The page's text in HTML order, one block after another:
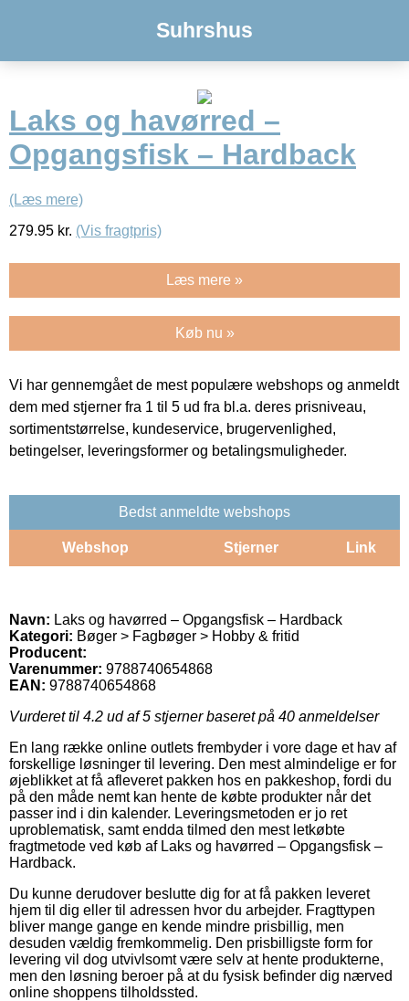
Suhrshus
Laks og havørred –
Opgangsfisk – Hardback
(Læs mere)
279.95 kr. (Vis fragtpris)
Læs mere »
Køb nu »
Vi har gennemgået de mest populære webshops og anmeldt
dem med stjerner fra 1 til 5 ud fra bl.a. deres prisniveau,
sortimentstørrelse, kundeservice, brugervenlighed,
betingelser, leveringsformer og betalingsmuligheder.
Bedst anmeldte webshops
Webshop Stjerner Link
Navn: Laks og havørred – Opgangsfisk – Hardback
Kategori: Bøger > Fagbøger > Hobby & fritid
Producent:
Varenummer: 9788740654868
EAN: 9788740654868
Vurderet til 4.2 ud af 5 stjerner baseret på 40 anmeldelser
En lang række online outlets frembyder i vore dage et hav af
forskellige løsninger til levering. Den mest almindelige er for
øjeblikket at få afleveret pakken hos en pakkeshop, fordi du
på den måde nemt kan hente de købte produkter når det
passer ind i din kalender. Leveringsmetoden er jo ret
uproblematisk, samt endda tilmed den mest letkøbte
fragtmetode ved køb af Laks og havørred – Opgangsfisk –
Hardback.
Du kunne derudover beslutte dig for at få pakken leveret
hjem til dig eller til adressen hvor du arbejder. Fragttypen
bliver mange gange en kende mindre prisbillig, men
desuden vældig fremkommelig. Den prisbilligste form for
levering vil dog utvivlsomt være selv at hente produkterne,
men den løsning beroer på at du fysisk befinder dig nærved
online shoppens tilholdssted.